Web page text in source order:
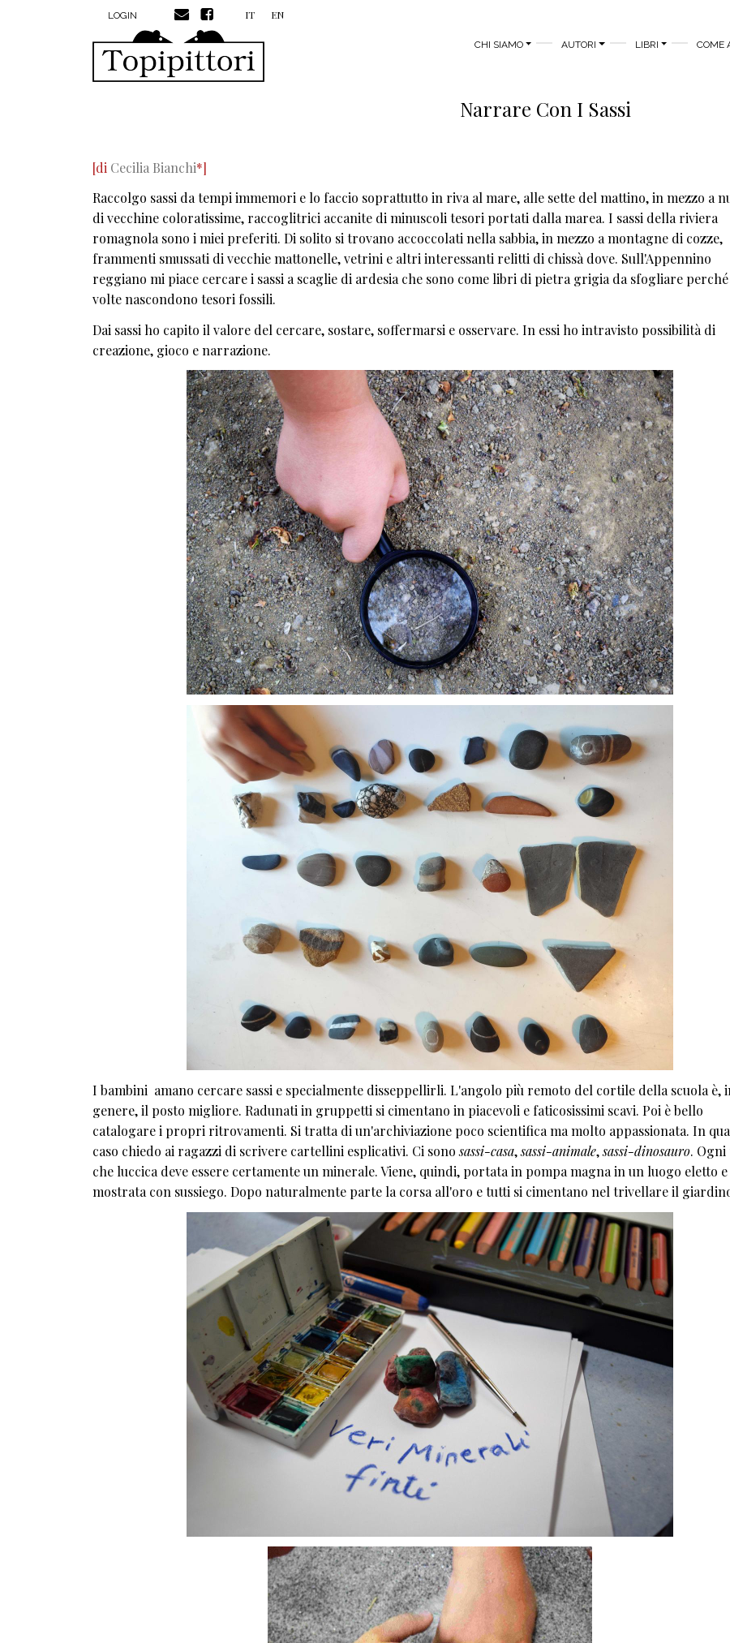
Salta al contenuto principale
MENU PROFILO UTENTE
LOGIN IT EN
MAIN MENU
CHI SIAMO AUTORI LIBRI COME
Narrare Con I Sassi
[di Cecilia Bianchi*]
Raccolgo sassi da tempi immemori e lo faccio soprattutto in riva al mare, alle sette del mattino, in mezzo a
di vecchine coloratissime, raccoglitrici accanite di minuscoli tesori portati dalla marea. I sassi della riviera
romagnola sono i miei preferiti. Di solito si trovano accoccolati nella sabbia, in mezzo a montagne di cozze,
frammenti smussati di vecchie mattonelle, vetrini e altri interessanti relitti di chissà dove. Sull'Appennino
reggiano mi piace cercare i sassi a scaglie di ardesia che sono come libri di pietra grigia da sfogliare
volte nascondono tesori fossili.
Dai sassi ho capito il valore del cercare, sostare, soffermarsi e osservare. In essi ho intravisto possibilità di
creazione, gioco e narrazione.
I bambini amano cercare sassi e specialmente disseppellirli. L'angolo più remoto del cortile della scuola è,
genere, il posto migliore. Radunati in gruppetti si cimentano in piacevoli e faticosissimi scavi. Poi è bello
catalogare i propri ritrovamenti. Si tratta di un'archiviazione poco scientifica ma molto appassionata. In
caso chiedo ai ragazzi di scrivere cartellini esplicativi. Ci sonosassi-casa,sassi-animale,sassi-dinosauro.
che luccica deve essere certamente un minerale. Viene, quindi, portata in pompa magna in un luogo eletto e
mostrata con sussiego. Dopo naturalmente parte la corsa all'oro e tutti si cimentano nel trivellare il